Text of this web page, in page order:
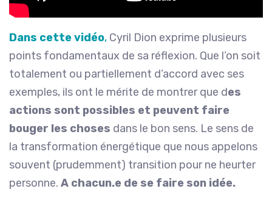
Dans cette vidéo, Cyril Dion exprime plusieurs
points fondamentaux de sa réflexion. Que l’on soit
totalement ou partiellement d’accord avec ses
exemples, ils ont le mérite de montrer que des
actions sont possibles et peuvent faire
bouger les choses dans le bon sens. Le sens de
la transformation énergétique que nous appelons
souvent (prudemment) transition pour ne heurter
personne. A chacun.e de se faire son idée.